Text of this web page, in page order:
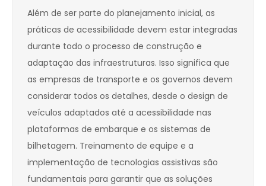
Além de ser parte do planejamento inicial, as
práticas de acessibilidade devem estar integradas
durante todo o processo de construção e
adaptação das infraestruturas. Isso significa que
as empresas de transporte e os governos devem
considerar todos os detalhes, desde o design de
veículos adaptados até a acessibilidade nas
plataformas de embarque e os sistemas de
bilhetagem. Treinamento de equipe e a
implementação de tecnologias assistivas são
fundamentais para garantir que as soluções